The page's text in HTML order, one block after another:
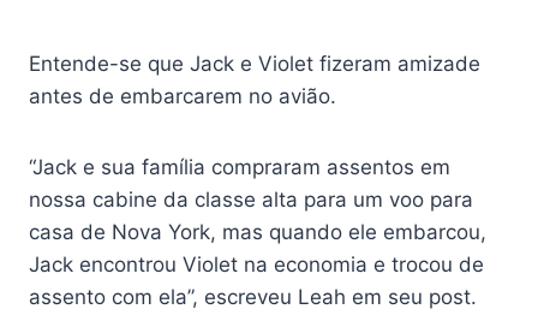
Entende-se que Jack e Violet fizeram amizade
antes de embarcarem no avião.
“Jack e sua família compraram assentos em
nossa cabine da classe alta para um voo para
casa de Nova York, mas quando ele embarcou,
Jack encontrou Violet na economia e trocou de
assento com ela”, escreveu Leah em seu post.